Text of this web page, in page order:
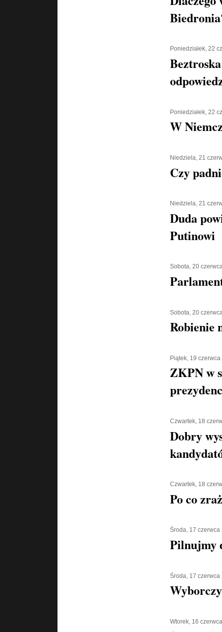
Poniedziałek, 22
Poniedziałek, 22
W
Niedziela, 21
Czy
Niedziela, 21
Duda
Putinowi
Sobota, 20
Sobota, 20
Robienie
Piątek, 19
ZKPN w
Czwartek, 18
Dobry
Czwartek, 18
Po co
Środa, 17 czerwca
Pilnujmy
Środa, 17 czerwca
Wtorek, 16